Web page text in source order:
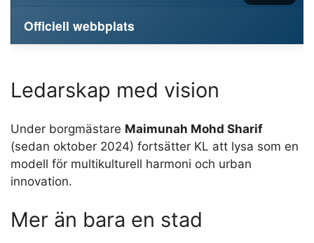
Officiell webbplats
Ledarskap med vision
Under borgmästare Maimunah Mohd Sharif
(sedan oktober 2024) fortsätter KL att lysa som en
modell för multikulturell harmoni och urban
innovation.
Mer än bara en stad